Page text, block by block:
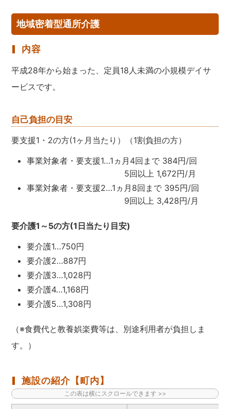
地域密着型通所介護
内容
平成28年から始まった、定員18人未満の小規模デイサ
ービスです。
自己負担の目安
要支援1・2の方(1ヶ月当たり）（1割負担の方）
事業対象者・要支援1…1ヵ月4回まで 384円/回
5回以上 1,672円/月
事業対象者・要支援2…1ヵ月8回まで 395円/回
9回以上 3,428円/月
要介護1～5の方(1日当たり目安)
要介護1…750円
要介護2…887円
要介護3…1,028円
要介護4…1,168円
要介護5…1,308円
（※食費代と教養娯楽費等は、別途利用者が負担しま
す。）
施設の紹介【町内】